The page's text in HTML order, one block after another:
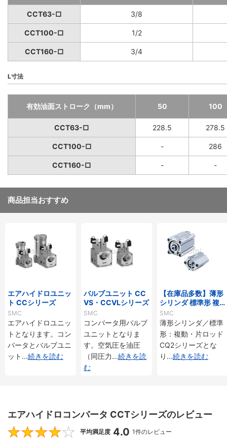
CCT63-□ 3/8
CCT100-□ 1/2
CCT160-□ 3/4
L寸法
有効油面ストローク（mm） 50 100
CCT63-□ 228.5 278.5
CCT100-□ - 286
CCT160-□ - -
商品担当おすすめ
エアハイドロユニッ
ト CCシリーズ
SMC
エアハイドロユニッ
トとなります。コン
バータとバルブユニ
ット ...続きを読む
バルブユニット CC
VS・CCVLシリーズ
SMC
コンバータ用バルブ
ユニットとなりま
す。空気圧を油圧
（同圧力...続きを読
む
【在庫品多数】薄形
シリンダ 標準形 複
動・片ロッド CQ2
シリーズ
SMC
薄形シリンダ／標準
形：複動・片ロッド
CQ2シリーズとな
り ...続きを読む
エアハイドロコンバータ CCTシリーズのレビュー
4
平均満足度 4.0 1件のレビュー